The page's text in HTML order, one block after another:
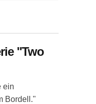
"Two
ein
Bordell."